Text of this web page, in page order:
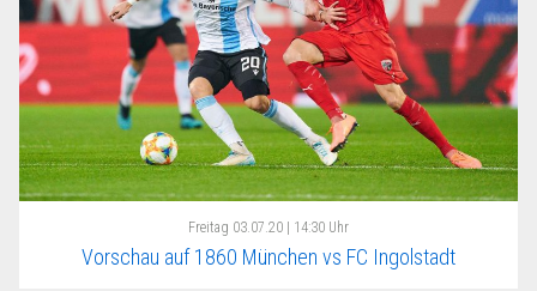
Freitag 03.07.20 | 14:30 Uhr
Vorschau auf 1860 München vs FC Ingolstadt